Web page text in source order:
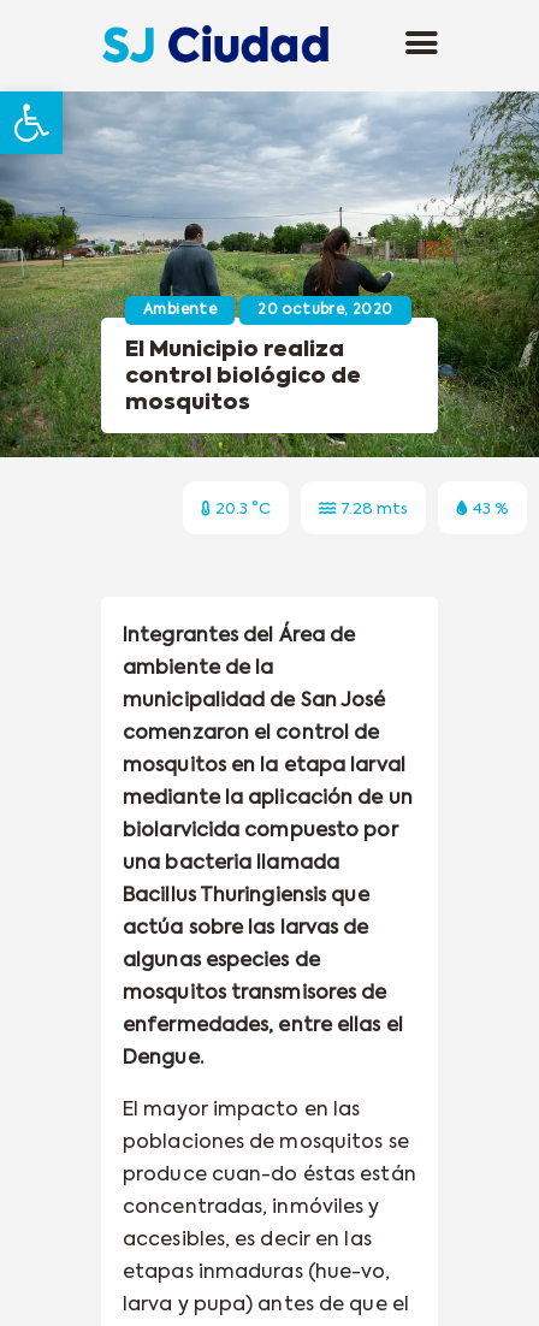
Abrir barra de herramientas
Ambiente 20 octubre, 2020
El Municipio realiza
control biológico de
mosquitos
20.3 °C 7.28 mts 43 %
Integrantes del Área de
ambiente de la
municipalidad de San José
comenzaron el control de
mosquitos en la etapa larval
mediante la aplicación de un
biolarvicida compuesto por
una bacteria llamada
Bacillus Thuringiensis que
actúa sobre las larvas de
algunas especies de
mosquitos transmisores de
enfermedades, entre ellas el
Dengue.
El mayor impacto en las
poblaciones de mosquitos se
produce cuan-do éstas están
concentradas, inmóviles y
accesibles, es decir en las
etapas inmaduras (hue-vo,
larva y pupa) antes de que el